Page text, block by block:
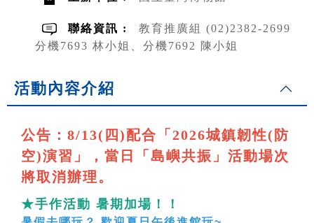
聯絡資訊 :
教育推廣組 (02)2382-2699
分機7693 林小姐、分機7692 陳小姐
活動內容介紹
公告：8/13(四)配合「2026城鎮韌性(防
空)演習」，當日「島嶼共振」活動場次
將取消辦理。
★手作活動 暑期加場！！